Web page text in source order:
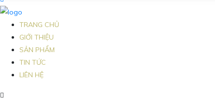
TRANG CHỦ
GIỚI THIỆU
SẢN PHẨM
TIN TỨC
LIÊN HỆ